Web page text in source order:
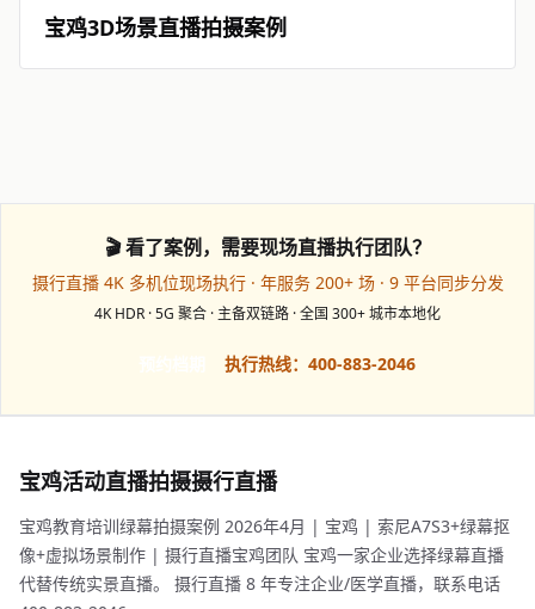
宝鸡3D场景直播拍摄案例
🎬 看了案例，需要现场直播执行团队？
摄行直播 4K 多机位现场执行 · 年服务 200+ 场 · 9 平台同步分发
4K HDR · 5G 聚合 · 主备双链路 · 全国 300+ 城市本地化
执行热线：400-883-2046
宝鸡活动直播拍摄摄行直播
宝鸡教育培训绿幕拍摄案例 2026年4月 | 宝鸡 | 索尼A7S3+绿幕抠
像+虚拟场景制作 | 摄行直播宝鸡团队 宝鸡一家企业选择绿幕直播
代替传统实景直播。 摄行直播 8 年专注企业/医学直播，联系电话